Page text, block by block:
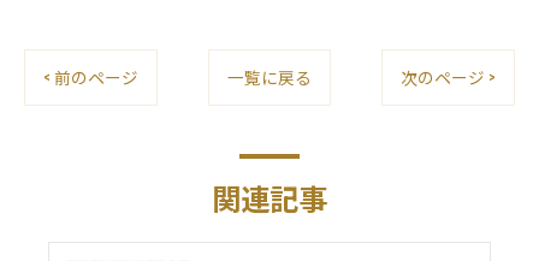
< 前のページ 一覧に戻る 次のページ >
関連記事